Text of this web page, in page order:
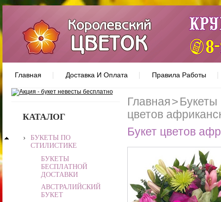
Главная Доставка И Оплата Правила Работы
КАТАЛОГ
БУКЕТЫ ПО
СТИЛИСТИКЕ
БУКЕТЫ
БЕСПЛАТНОЙ
ДОСТАВКИ
АВСТРАЛИЙСКИЙ
БУКЕТ
Главная > Букеты
цветов
Букет цветов